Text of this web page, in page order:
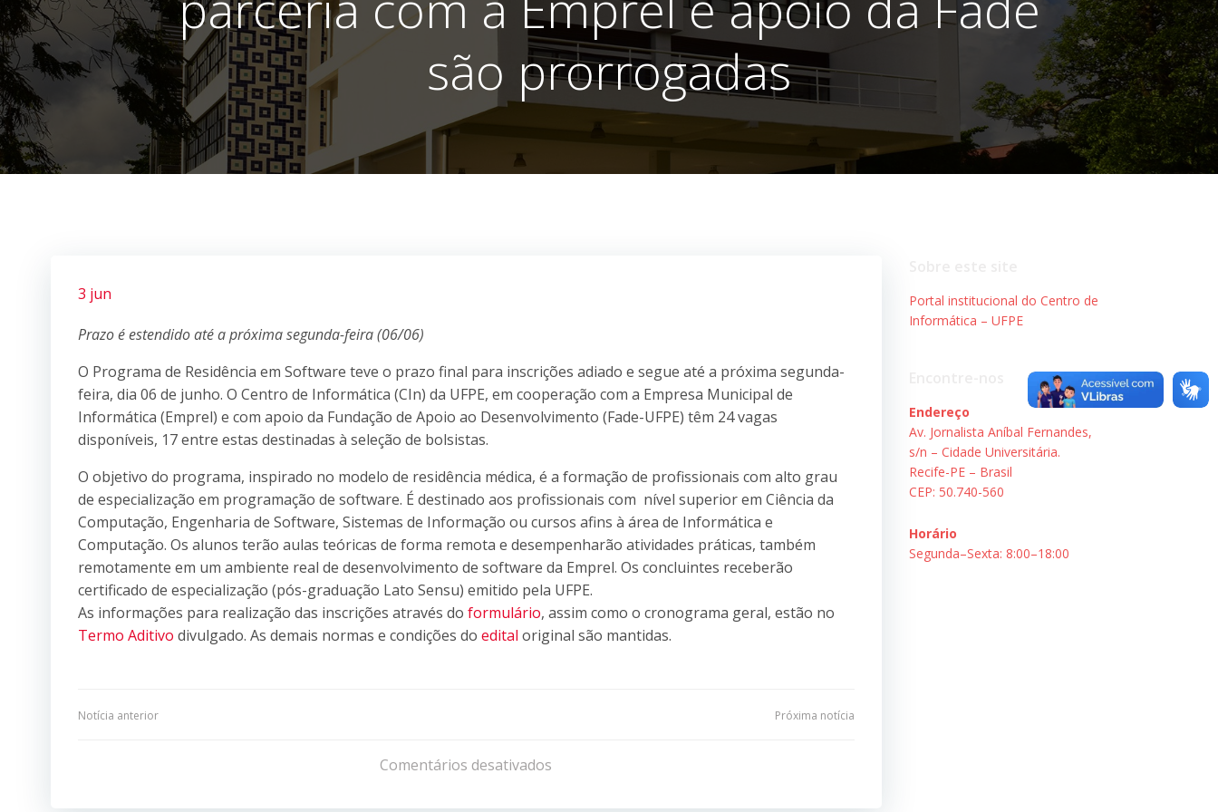
são prorrogadas
3 jun
Prazo é estendido até a próxima segunda-feira (06/06)
O Programa de Residência em Software teve o prazo final para inscrições adiado e segue até a próxima segunda-
feira, dia 06 de junho. O Centro de Informática (CIn) da UFPE, em cooperação com a Empresa Municipal de
Informática (Emprel) e com apoio da Fundação de Apoio ao Desenvolvimento (Fade-UFPE) têm 24 vagas
disponíveis, 17 entre estas destinadas à seleção de bolsistas.
O objetivo do programa, inspirado no modelo de residência médica, é a formação de profissionais com alto grau
de especialização em programação de software. É destinado aos profissionais com nível superior em Ciência da
Computação, Engenharia de Software, Sistemas de Informação ou cursos afins à área de Informática e
Computação. Os alunos terão aulas teóricas de forma remota e desempenharão atividades práticas, também
remotamente em um ambiente real de desenvolvimento de software da Emprel. Os concluintes receberão
certificado de especialização (pós-graduação Lato Sensu) emitido pela UFPE.
As informações para realização das inscrições através do formulário, assim como o cronograma geral, estão no
Termo Aditivo divulgado. As demais normas e condições do edital original são mantidas.
Navegação
Notícia anterior
de
Próxima notícia
Comentários desativados
Portal institucional do Centro de
Informática – UFPE
Endereço
Av. Jornalista Aníbal Fernandes,
s/n – Cidade Universitária.
Recife-PE – Brasil
CEP: 50.740-560
Horário
Segunda–Sexta: 8:00–18:00